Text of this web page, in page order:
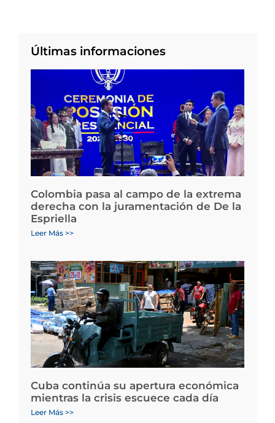
Últimas informaciones
Colombia pasa al campo de la extrema
derecha con la juramentación de De la
Espriella
Leer Más >>
Cuba continúa su apertura económica
mientras la crisis escuece cada día
Leer Más >>